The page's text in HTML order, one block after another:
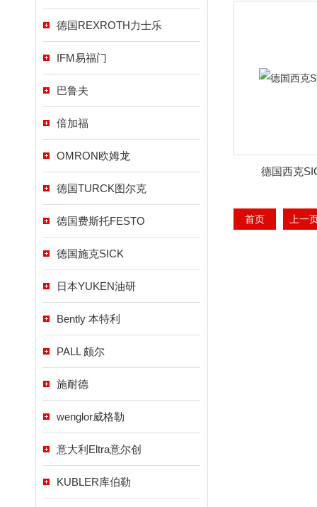
德国REXROTH力士乐
IFM易福门
巴鲁夫
倍加福
OMRON欧姆龙
德国TURCK图尔克
德国费斯托FESTO
德国施克SICK
日本YUKEN油研
Bently 本特利
PALL 颇尔
施耐德
wenglor威格勒
意大利Eltra意尔创
KUBLER库伯勒
德国西克
首页 上一